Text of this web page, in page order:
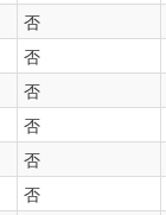
否
否
否
否
否
否